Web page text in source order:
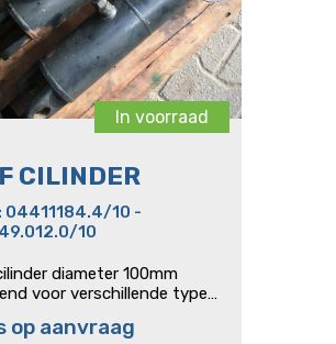
In voorraad
CILINDER
04411184.4/10 -
10
diameter 100mm
voor verschillende types
MK2/MK3/New et TTV
op aanvraag